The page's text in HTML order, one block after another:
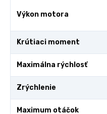
Výkon motora
Krútiaci moment
Maximálna rýchlosť
Zrýchlenie
Maximum otáčok